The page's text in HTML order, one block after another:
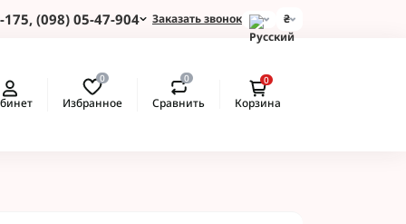
(098) 05-47-904 Заказать звонок ₴
0
Избранное
0
Сравнить
0
Корзина
для Пшеницы
для Подсолнуха
Картофеля